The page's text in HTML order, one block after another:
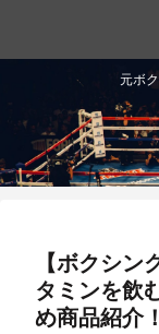
元ボ
【ボクシ
タミンを飲
め商品紹介